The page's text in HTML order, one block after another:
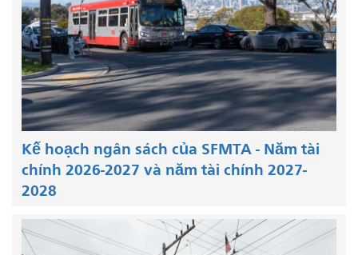
Kế hoạch ngân sách của SFMTA - Năm tài
chính 2026-2027 và năm tài chính 2027-
2028